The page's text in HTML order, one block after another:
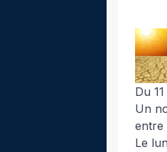
Du
Un
entre
Le